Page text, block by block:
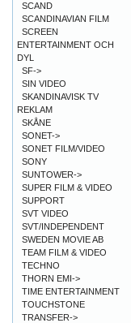
SCAND
SCANDINAVIAN FILM
SCREEN
ENTERTAINMENT OCH
DYL
SF->
SIN VIDEO
SKANDINAVISK TV
REKLAM
SKÅNE
SONET->
SONET FILM/VIDEO
SONY
SUNTOWER->
SUPER FILM & VIDEO
SUPPORT
SVT VIDEO
SVT/INDEPENDENT
SWEDEN MOVIE AB
TEAM FILM & VIDEO
TECHNO
THORN EMI->
TIME ENTERTAINMENT
TOUCHSTONE
TRANSFER->